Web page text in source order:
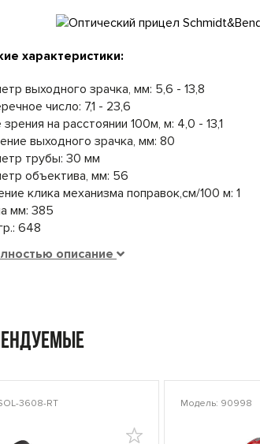
характеристики:
выходного зрачка, мм: 5,6 - 13,8
число: 7,1 - 23,6
на расстоянии 100м, м: 4,0 - 13,1
выходного зрачка, мм: 80
трубы: 30 мм
объектива, мм: 56
клика механизма поправок,см/100 м: 1
мм: 385
648
описание
3608-RT Модель: 90998